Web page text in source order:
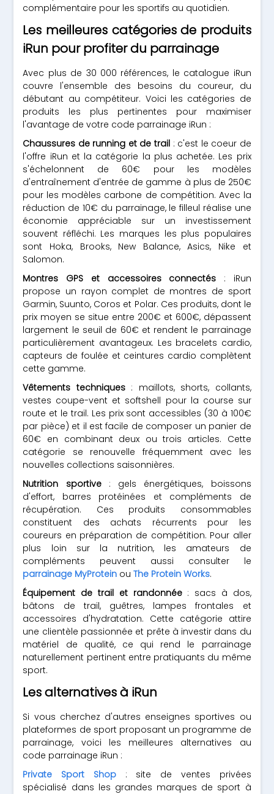
complémentaire pour les sportifs au quotidien.
Les meilleures catégories de produits
iRun pour profiter du parrainage
Avec plus de 30 000 références, le catalogue iRun
couvre l'ensemble des besoins du coureur, du
débutant au compétiteur. Voici les catégories de
produits les plus pertinentes pour maximiser
l'avantage de votre code parrainage iRun :
Chaussures de running et de trail : c'est le coeur de
l'offre iRun et la catégorie la plus achetée. Les prix
s'échelonnent de 60€ pour les modèles
d'entraînement d'entrée de gamme à plus de 250€
pour les modèles carbone de compétition. Avec la
réduction de 10€ du parrainage, le filleul réalise une
économie appréciable sur un investissement
souvent réfléchi. Les marques les plus populaires
sont Hoka, Brooks, New Balance, Asics, Nike et
Salomon.
Montres GPS et accessoires connectés : iRun
propose un rayon complet de montres de sport
Garmin, Suunto, Coros et Polar. Ces produits, dont le
prix moyen se situe entre 200€ et 600€, dépassent
largement le seuil de 60€ et rendent le parrainage
particulièrement avantageux. Les bracelets cardio,
capteurs de foulée et ceintures cardio complètent
cette gamme.
Vêtements techniques: maillots, shorts, collants,
vestes coupe-vent et softshell pour la course sur
route et le trail. Les prix sont accessibles (30 à 100€
par pièce) et il est facile de composer un panier de
60€ en combinant deux ou trois articles. Cette
catégorie se renouvelle fréquemment avec les
nouvelles collections saisonnières.
Nutrition sportive: gels énergétiques, boissons
d'effort, barres protéinées et compléments de
récupération. Ces produits consommables
constituent des achats récurrents pour les
coureurs en préparation de compétition. Pour aller
plus loin sur la nutrition, les amateurs de
compléments peuvent aussi consulter le
parrainage MyProtein ouThe Protein Works.
Équipement de trail et randonnée: sacs à dos,
bâtons de trail, guêtres, lampes frontales et
accessoires d'hydratation. Cette catégorie attire
une clientèle passionnée et prête à investir dans du
matériel de qualité, ce qui rend le parrainage
naturellement pertinent entre pratiquants du même
sport.
Les alternatives à iRun
Si vous cherchez d'autres enseignes sportives ou
plateformes de sport proposant un programme de
parrainage, voici les meilleures alternatives au
code parrainage iRun :
Private Sport Shop: site de ventes privées
spécialisé dans les grandes marques de sport à